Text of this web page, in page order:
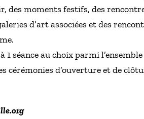
des moments festifs, des
d’art associées et des
1 séance au choix parmi
cérémonies d’ouverture et de